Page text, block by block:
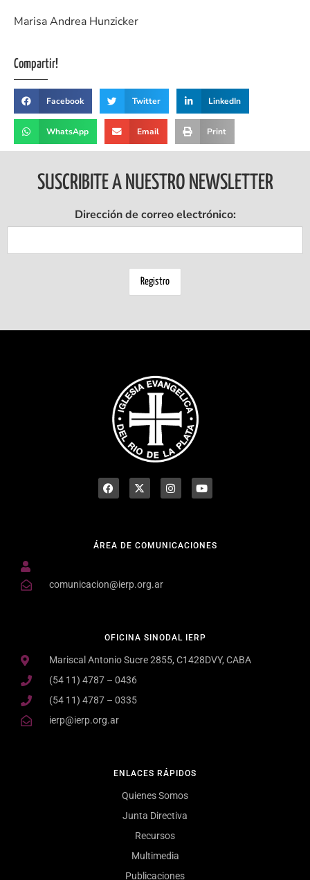
Marisa Andrea Hunzicker
Compartir!
Facebook Twitter LinkedIn
WhatsApp Email Print
SUSCRIBITE A NUESTRO NEWSLETTER
Dirección de correo electrónico:
ENLACES RÁPIDOS
Quienes Somos
Junta Directiva
Recursos
Multimedia
Publicaciones
OFICINA SINODAL IERP
Mariscal Antonio Sucre 2855, C1428DVY, CABA
(54 11) 4787 – 0436
(54 11) 4787 – 0335
ierp@ierp.org.ar
ÁREA DE COMUNICACIONES
comunicacion@ierp.org.ar